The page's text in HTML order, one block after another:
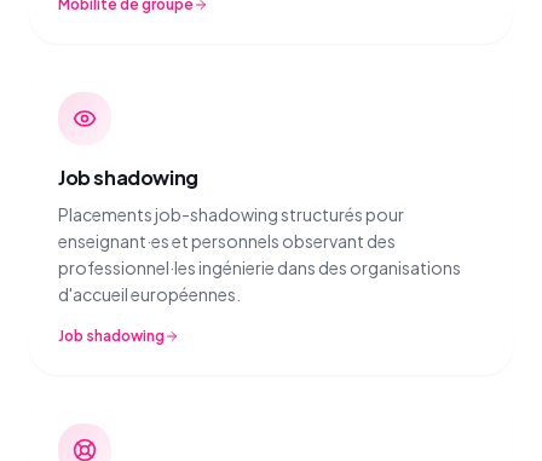
Mobilité de groupe
Job shadowing
Placements job-shadowing structurés pour
enseignant·es et personnels observant des
professionnel·les ingénierie dans des organisations
d'accueil européennes.
Job shadowing